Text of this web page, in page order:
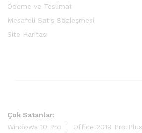
Ödeme ve Teslimat
Mesafeli Satış Sözleşmesi
Site Haritası
Çok Satanlar:
Windows 10 Pro
Office 2019 Pro Plus